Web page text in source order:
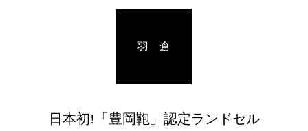
羽 倉
日本初!「豊岡鞄」認定ランドセル